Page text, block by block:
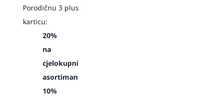
Porodičnu 3 plus
karticu:
20%
na
cjelokupni
asortiman
10%